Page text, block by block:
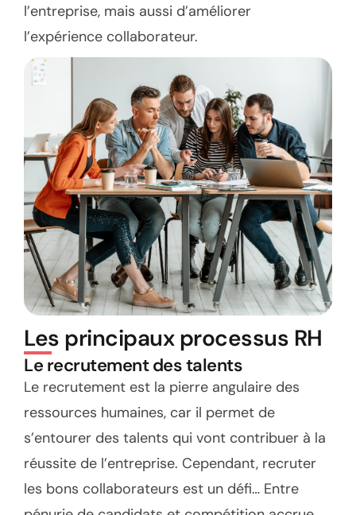
l’entreprise, mais aussi d’améliorer
l’expérience collaborateur.
Les principaux processus RH
Le recrutement des talents
Le recrutement est la pierre angulaire des
ressources humaines, car il permet de
s’entourer des talents qui vont contribuer à la
réussite de l’entreprise. Cependant, recruter
les bons collaborateurs est un défi… Entre